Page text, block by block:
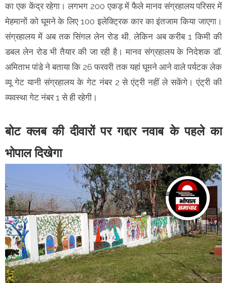
का एक केंद्र रहेगा। लगभग 200 एकड़ में फैले मानव संग्रहालय परिसर में
मेहमानों को घूमने के लिए 100 इलेक्ट्रिक कार का इंतजाम किया जाएगा।
संग्रहालय में अब तक सिंगल लेन रोड थी, लेकिन अब करीब 1 किमी की
डबल लेन रोड भी तैयार की जा रही है। मानव संग्रहालय के निदेशक डॉ.
अमिताभ पांडे ने बताया कि 26 फरवरी तक यहां घूमने आने वाले पर्यटक लेक
व्यू गेट यानी संग्रहालय के गेट नंबर 2 से एंट्री नहीं ले सकेंगे। एंट्री की
व्यवस्था गेट नंबर 1 से ही रहेगी।
बोट क्लब की दीवारों पर गद्दार नवाब के पहले का
भोपाल दिखेगा